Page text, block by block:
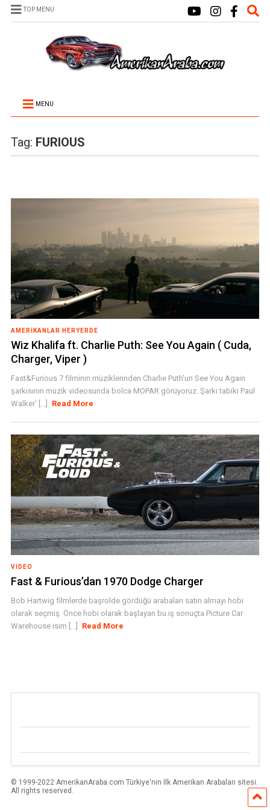
TOP MENU
MENU
Tag: FURIOUS
AMERIKANLAR HERYERDE
Wiz Khalifa ft. Charlie Puth: See You Again ( Cuda,
Charger, Viper )
Fast&Furious 7 filminin müziklerinden Charlie Puth'un See You Again
şarkısının müzik videosunda bolca MOPAR görüyoruz. Şarkı tabiki Paul
Walker' [...]
Read More
VIDEO
Fast & Furious’dan 1970 Dodge Charger
Bob Hartwig filmlerde başrolde gördüğü arabaları satın almayı hobi
olarak seçmiş. Önce hobi olarak başlayan bu iş sonuçta Picture Car
Warehouse isim [...]
Read More
© 1999-2022 AmerikanAraba.com Türkiye'nin Ilk Amerikan Arabaları sitesi.
All rights reserved.